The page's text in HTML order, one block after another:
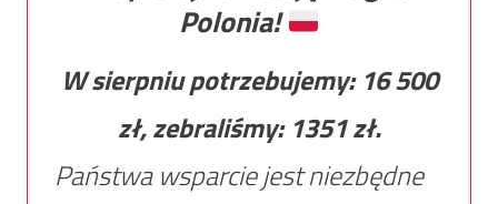
Polonia!
W sierpniu potrzebujemy: 16 500
zł, zebraliśmy: 1351zł.
Państwa wsparcie jest niezbędne